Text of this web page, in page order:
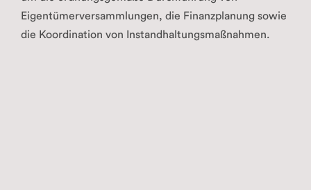
Eigentümerversammlungen, die Finanzplanung sowie
die Koordination von Instandhaltungsmaßnahmen.